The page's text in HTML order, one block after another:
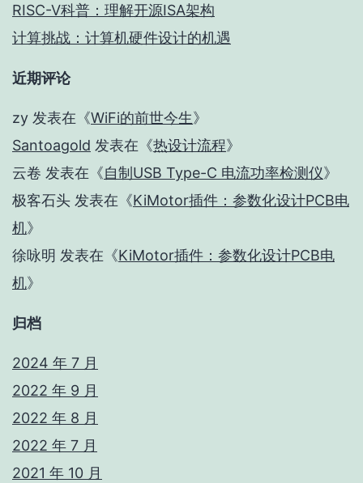
RISC-V科普：理解开源ISA架构
计算挑战：计算机硬件设计的机遇
近期评论
zy 发表在《WiFi的前世今生》
Santoagold 发表在《热设计流程》
云卷 发表在《自制USB Type-C 电流功率检测仪》
极客石头 发表在《KiMotor插件：参数化设计PCB电
机》
徐咏明 发表在《KiMotor插件：参数化设计PCB电
机》
归档
2024 年 7 月
2022 年 9 月
2022 年 8 月
2022 年 7 月
2021 年 10 月